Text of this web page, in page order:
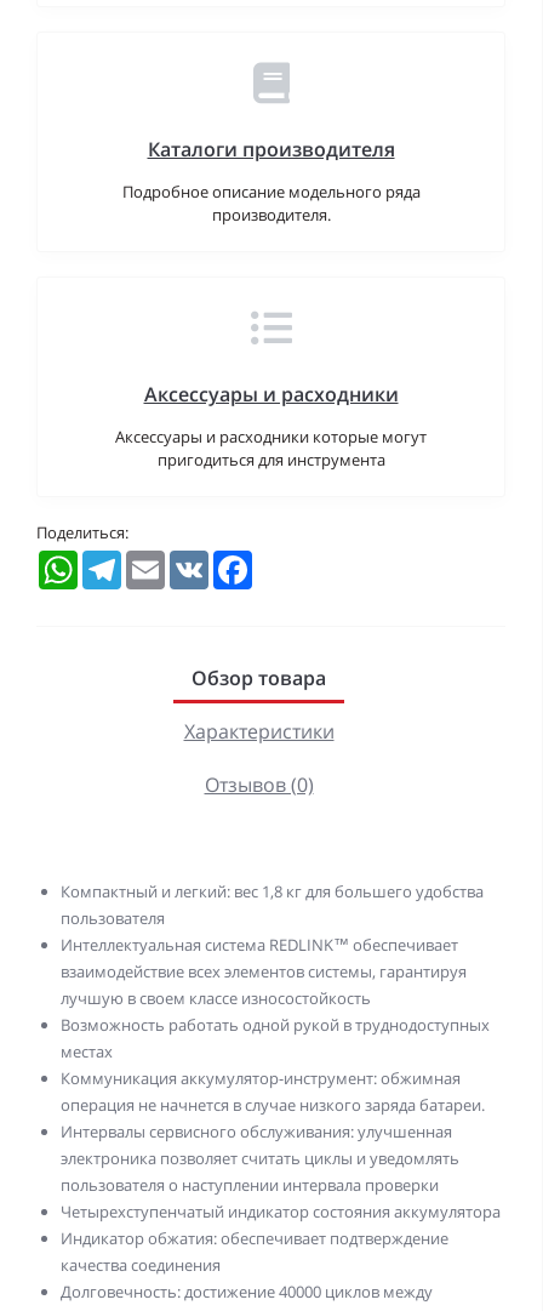
Каталоги производителя
Подробное описание модельного ряда
производителя.
Аксессуары и расходники
Аксессуары и расходники которые могут
пригодиться для инструмента
Поделиться:
WhatsAppTelegramEmail VK
Обзор товара
Характеристики
Отзывов (0)
Компактный и легкий: вес 1,8 кг для большего удобства
пользователя
Интеллектуальная система REDLINK™ обеспечивает
взаимодействие всех элементов системы, гарантируя
лучшую в своем классе износостойкость
Возможность работать одной рукой в труднодоступных
местах
Коммуникация аккумулятор-инструмент: обжимная
операция не начнется в случае низкого заряда батареи.
Интервалы сервисного обслуживания: улучшенная
электроника позволяет считать циклы и уведомлять
пользователя о наступлении интервала проверки
Четырехступенчатый индикатор состояния аккумулятора
Индикатор обжатия: обеспечивает подтверждение
качества соединения
Долговечность: достижение 40000 циклов между